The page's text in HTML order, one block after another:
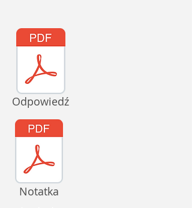
Odpowiedź
Notatka